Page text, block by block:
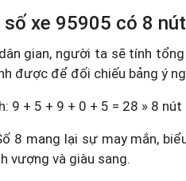
số xe 95905 có 8 nút
gian, người ta sẽ tính
được để đối chiếu bảng ý
9 + 5 + 9 + 0 + 5 = 28 » 8 nút
8 mang lại sự may mắn,
vượng và giàu sang.